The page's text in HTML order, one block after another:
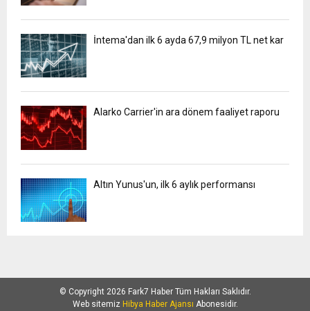
İntema'dan ilk 6 ayda 67,9 milyon TL net kar
Alarko Carrier'in ara dönem faaliyet raporu
Altın Yunus'un, ilk 6 aylık performansı
© Copyright 2026 Fark7 Haber Tüm Hakları Saklıdır.
Web sitemiz Hibya Haber Ajansı Abonesidir.